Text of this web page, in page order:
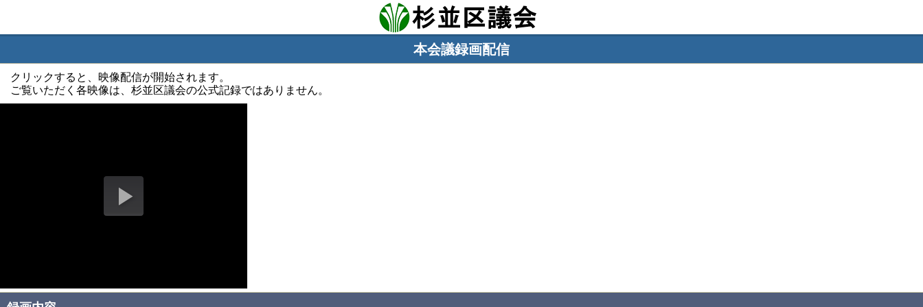
本会議録画配信
クリックすると、映像配信が開始されます。
ご覧いただく各映像は、杉並区議会の公式記録ではありません。